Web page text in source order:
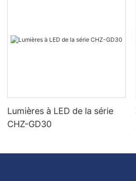
Lumières à LED de la série
CHZ-GD30